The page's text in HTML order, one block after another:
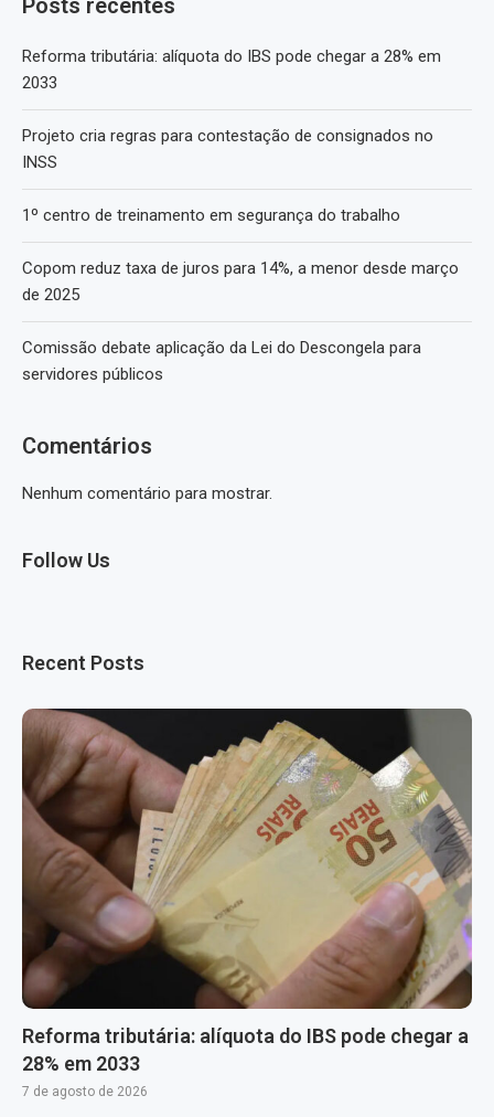
Reforma tributária: alíquota do IBS pode chegar a 28% em
2033
Projeto cria regras para contestação de consignados no
INSS
1º centro de treinamento em segurança do trabalho
Copom reduz taxa de juros para 14%, a menor desde março
de 2025
Comissão debate aplicação da Lei do Descongela para
servidores públicos
Comentários
Nenhum comentário para mostrar.
Follow Us
Recent Posts
Reforma tributária: alíquota do IBS pode chegar a
28% em 2033
7 de agosto de 2026